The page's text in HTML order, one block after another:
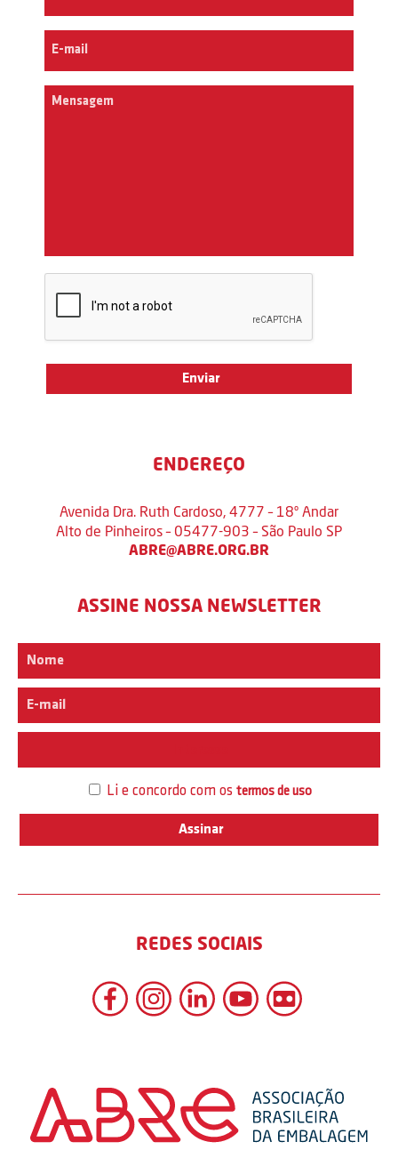
ENDEREÇO
Avenida Dra. Ruth Cardoso, 4777 – 18º Andar
Alto de Pinheiros – 05477-903 – São Paulo SP
ABRE@ABRE.ORG.BR
ASSINE NOSSA NEWSLETTER
Li e concordo com os termos de uso
REDES SOCIAIS